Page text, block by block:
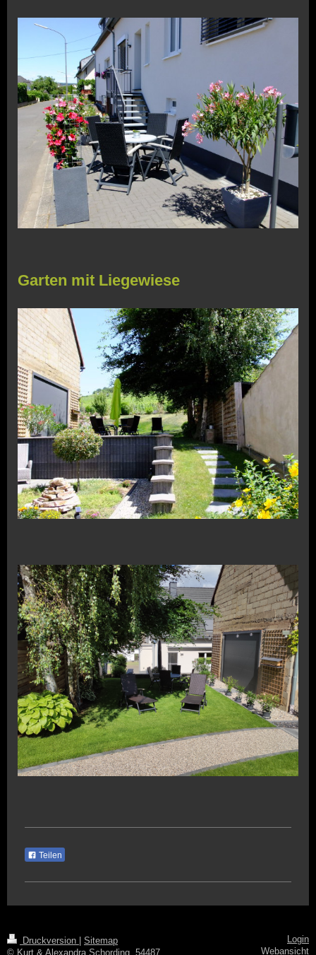
Garten mit Liegewiese
Teilen
Druckversion
Sitemap
© Kurt & Alexandra Schording, 54487
Login
Webansicht